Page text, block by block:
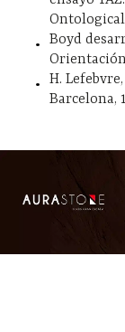
Boyd
H.
Barcelona,